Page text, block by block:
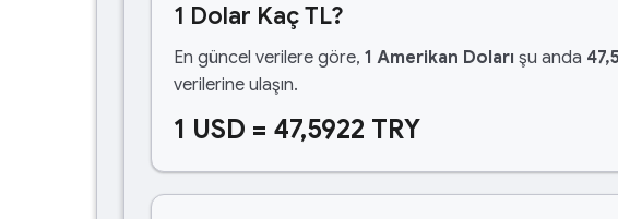
1 Dolar Kaç TL?
En güncel verilere göre, 1 Amerikan Doları şu anda
verilerine ulaşın.
1 USD = 47,5922 TRY